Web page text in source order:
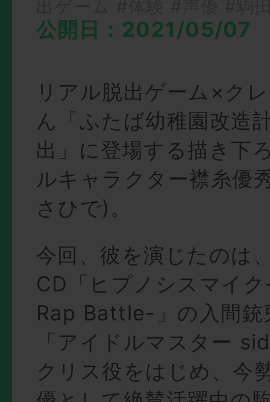
公開日：2021/05/07
リアル脱出ゲーム×ク
ん「ふたば幼稚園改造
出」に登場する描き下
ルキャラクター襟糸優
さひで)。
今回、彼を演じたのは
CD「ヒプノシスマイ
Rap Battle-」の入間銃
「アイドルマスター
クリス役をはじめ、今